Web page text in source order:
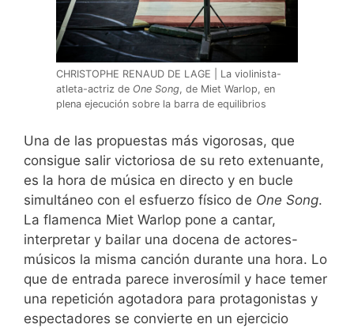
CHRISTOPHE RENAUD DE LAGE | La violinista-
atleta-actriz de One Song, de Miet Warlop, en
plena ejecución sobre la barra de equilibrios
Una de las propuestas más vigorosas, que
consigue salir victoriosa de su reto extenuante,
es la hora de música en directo y en bucle
simultáneo con el esfuerzo físico de One Song.
La flamenca Miet Warlop pone a cantar,
interpretar y bailar una docena de actores-
músicos la misma canción durante una hora. Lo
que de entrada parece inverosímil y hace temer
una repetición agotadora para protagonistas y
espectadores se convierte en un ejercicio